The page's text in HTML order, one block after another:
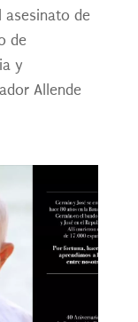
asesinato de
de
y
Allende